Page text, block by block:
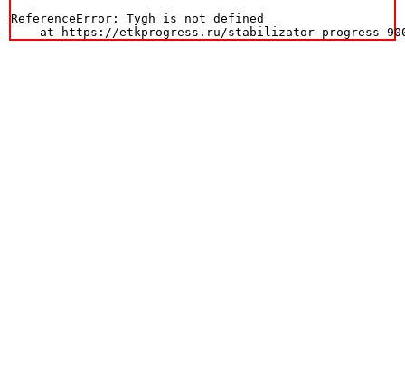
ReferenceError: Tygh is not defined
at https://etkprogress.ru/stabilizator-progress-